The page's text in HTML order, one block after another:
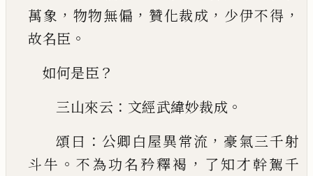
萬象 ， 物物無偏 ， 贊化裁成 ， 少伊不得 ，
故名臣 。
如何是臣？
三山來云 ： 文經武緯妙裁成 。
頌曰 ： 公卿白屋異常流 ， 豪氣三千射
斗牛 。 不為功名矜釋褐 ， 了知才幹駕千